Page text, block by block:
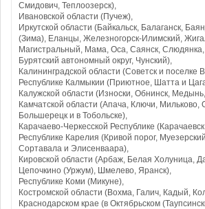
Смидович, Теплоозерск),
Ивановской области (Пучеж),
Иркутской области (Байкальск, Балаганск,
(Зима), Еланцы, Железногорск-Илимский,
Магистральный, Мама, Оса, Саянск,
Бурятский автономный округ, Чунский),
Калининградской области (Советск и поселке
Республике Калмыкии (Приютное, Шатта и
Калужской области (Износки, Обнинск,
Камчатской области (Апача, Ключи, Мильково,
Большерецк и в Тобольске),
Карачаево-Черкесской Республике
Республике Карелия (Кривой порог,
Сортавала и Элисенваара),
Кировской области (Арбаж, Белая Холуница,
Цепочкино (Уржум), Шмелево, Яранск),
Республике Коми (Микуне),
Костромской области (Вохма, Галич, Кадый,
Краснодарском крае (в Октябрьском